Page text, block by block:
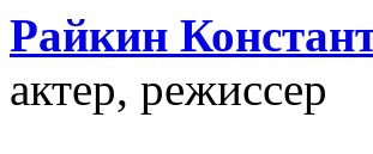
Райкин
актер, режисcер